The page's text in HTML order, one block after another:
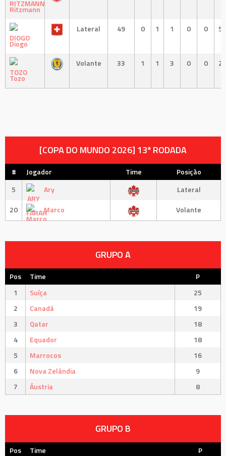
Ritzmann
Diogo
Lateral 49 0 1 1 0 0 5
Tozo
Volante 33 1 1 3 0 0 2
[COPA DO MUNDO 2026] 13ª RODADA
# Jogador Time
Posição
5
Ary
Lateral
20
Marco Volante
GRUPO A
Pos Time
P
1
Suíça
25
2
Canadá
19
3
Qatar
18
4
Equador
18
5
Marrocos
16
6
Nova Zelândia
9
7
Áustria 8
GRUPO B
Pos Time
P